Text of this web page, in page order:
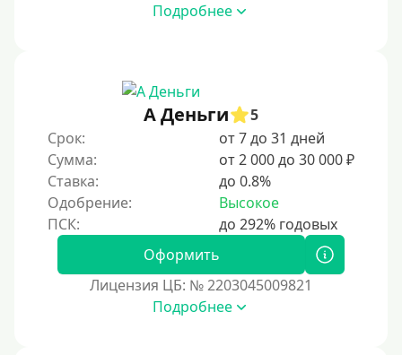
4 месяца
5 месяцев
На полгода
180 дней
Подробнее
А Деньги
5
Срок:
от 7 до 31 дней
Сумма:
от 2 000 до 30 000 ₽
Ставка:
до 0.8%
Одобрение:
Высокое
Оформить
Лицензия ЦБ: № 2203045009821
Подробнее